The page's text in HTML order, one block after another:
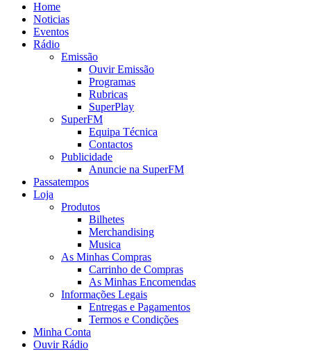
Home
Noticias
Eventos
Rádio
Emissão
Ouvir Emissão
Programas
Rubricas
SuperPlay
SuperFM
Equipa Técnica
Contactos
Publicidade
Anuncie na SuperFM
Passatempos
Loja
Produtos
Bilhetes
Merchandising
Musica
As Minhas Compras
Carrinho de Compras
As Minhas Encomendas
Informações Legais
Entregas e Pagamentos
Termos e Condições
Minha Conta
Ouvir Rádio